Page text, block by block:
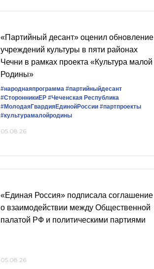
«Партийный десант» оценил обновление
учреждений культуры в пяти районах
Чечни в рамках проекта «Культура малой
Родины»
#народнаяпрограмма #партийныйдесант
#СторонникиЕР #Чеченская Республика
#МолодаяГвардияЕдинойРоссии #партпроекты
#культурамалойродины
05.08.26
«Единая Россия» подписала соглашение
о взаимодействии между Общественной
палатой РФ и политическими партиями
05.08.26